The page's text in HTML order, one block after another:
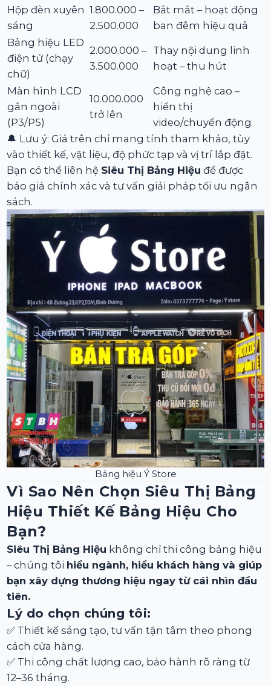
Hộp đèn xuyên
sáng
1.800.000 –
2.500.000
Bắt mắt – hoạt động
ban đêm hiệu quả
Bảng hiệu LED
điện tử (chạy
chữ)
2.000.000 –
3.500.000
Thay nội dung linh
hoạt – thu hút
Màn hình LCD
gắn ngoài
(P3/P5)
10.000.000
trở lên
Công nghệ cao –
hiển thị
video/chuyển động
🔔 Lưu ý: Giá trên chỉ mang tính tham khảo, tùy
vào thiết kế, vật liệu, độ phức tạp và vị trí lắp đặt.
Bạn có thể liên hệ Siêu Thị Bảng Hiệu để được
báo giá chính xác và tư vấn giải pháp tối ưu ngân
sách.
Bảng hiệu Ý Store
Vì Sao Nên Chọn Siêu Thị Bảng
Hiệu Thiết Kế Bảng Hiệu Cho
Bạn?
Siêu Thị Bảng Hiệu không chỉ thi công bảng hiệu
– chúng tôi hiểu ngành, hiểu khách hàng và giúp
bạn xây dựng thương hiệu ngay từ cái nhìn đầu
tiên.
Lý do chọn chúng tôi:
✅ Thiết kế sáng tạo, tư vấn tận tâm theo phong
cách cửa hàng.
✅ Thi công chất lượng cao, bảo hành rõ ràng từ
12–36 tháng.